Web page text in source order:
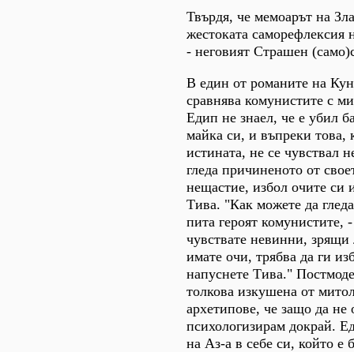
Твърдя, че мемоарът на
жестоката саморефлексия
- неговият Страшен
В един от романите на
сравнява комунистите с
Едип не знаел, че е убил
майка си, и въпреки това,
истината, не се чувствал
гледа причиненото от
нещастие, избол очите си
Тива. "Как можете да
пита героят комунистите,
чувствате невинни,
имате очи, трябва да ги
напуснете Тива."
толкова изкушена от
архетипове, че защо да не
психологизирам докрай.
на Аз-а в себе си, който е